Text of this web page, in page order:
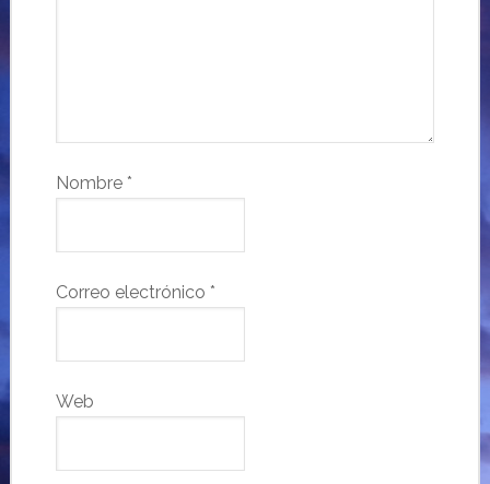
Nombre *
Correo electrónico *
Web